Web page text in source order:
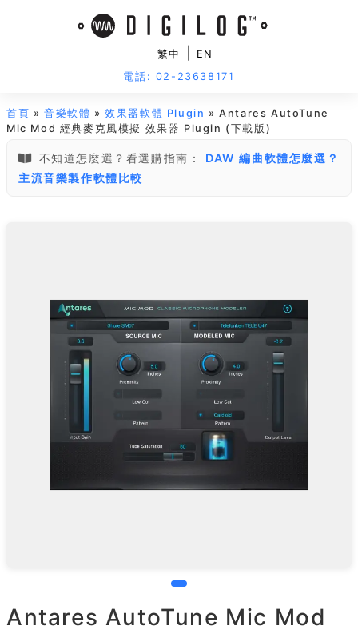
繁中
EN
電話: 02-23638171
首頁 »音樂軟體 »效果器軟體 Plugin » Antares AutoTune
Mic Mod 經典麥克風模擬 效果器 Plugin (下載版)
不知道怎麼選？看選購指南：
DAW 編曲軟體怎麼選？
主流音樂製作軟體比較
Antares AutoTune Mic Mod